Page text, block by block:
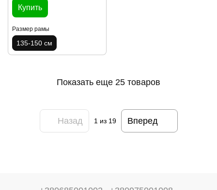
Купить
Размер рамы
135-150 см
Показать еще 25 товаров
Назад 1 из 19 Вперед